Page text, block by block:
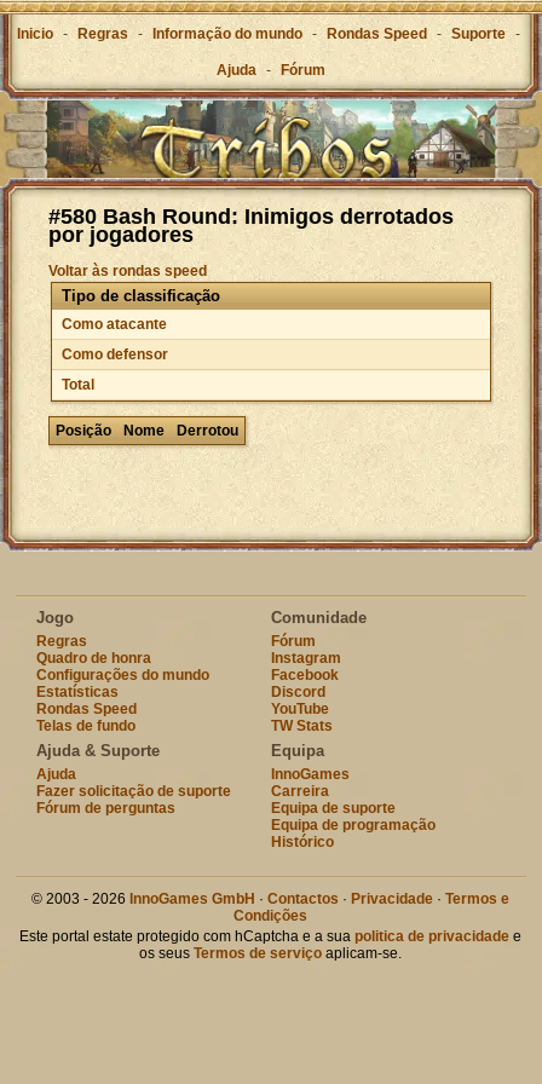
Inicio - Regras - Informação do mundo - Rondas Speed - Suporte -
Ajuda - Fórum
#580 Bash Round: Inimigos derrotados
por jogadores
Voltar às rondas speed
Tipo de classificação
Como atacante
Como defensor
Total
Posição Nome Derrotou
Jogo
Regras
Quadro de honra
Configurações do mundo
Estatísticas
Rondas Speed
Telas de fundo
Comunidade
Fórum
Instagram
Facebook
Discord
YouTube
TW Stats
Ajuda & Suporte
Ajuda
Fazer solicitação de suporte
Fórum de perguntas
Equipa
InnoGames
Carreira
Equipa de suporte
Equipa de programação
Histórico
© 2003 - 2026 InnoGames GmbH ·Contactos · Privacidade ·Termos e
Condições
Este portal estate protegido com hCaptcha e a suapolitica de privacidade e
os seusTermos de serviço aplicam-se.